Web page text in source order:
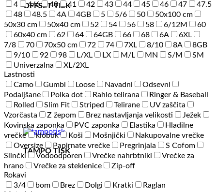
OFFSET TISK
TAMPO TISK
4
4/6 40 41 42 43 44 45 46 47
47.5
48
48.5 4A 4GB 5 5/6 50
50x100 cm
50x30 cm
50x40 cm 52 54 56 58 6/12M
60
60x40 cm
62 64 64GB 66 68 6A
6XL
7/8
70 70x50 cm 72 74 7XL 8/10 8A
8GB
9/10
92 98 L/XL LX M/L MN S/M
SM
Univerzalna
XL/2XL
Lastnosti
Camo
Gumbi Loose Navadni
Odsevni
Podaljšane
Polka dot Rahlo telirana
Ringer & Baseball
Rolled
Slim Fit Striped Telirane
UV zaščita
Vzorčasta
Z žepom Brez nastavljanja velikosti
Ježek
Kovinska zaponka
PVC zaponka Elastika
Hladilne
vrečke
klobuk Koši Mošnjički
Nakupovalne vrečke
Oversize
Papirnate vrečke Pregrinjala
S Cofom
Slinčki
Vodoodporen Vrečke nahrbtniki
Vrečke za
hrano
Vrečke za steklenice
Zip-off
Rokavi
3/4
bom Brez Dolgi Kratki
Raglan